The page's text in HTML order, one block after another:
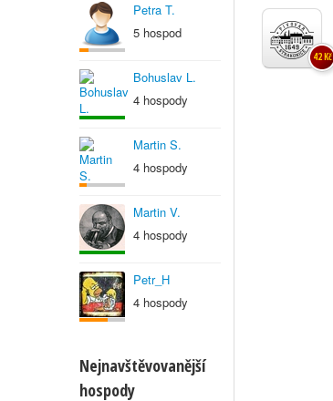
Petra T.
5 hospod
Bohuslav L.
4 hospody
Martin S.
4 hospody
Martin V.
4 hospody
Petr_H
4 hospody
Nejnavštěvovanější
hospody
42 Kč